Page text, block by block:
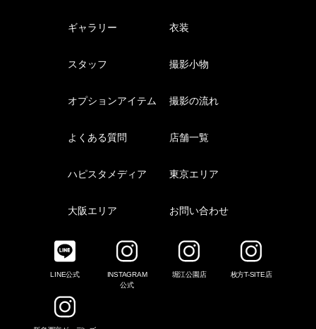
ギャラリー 衣装
スタッフ 撮影小物
オプションアイテム 撮影の流れ
よくある質問 店舗一覧
ハピスタメディア 東京エリア
大阪エリア お問い合わせ
LINE公式
INSTAGRAM
公式
堀江公園店 枚方T-SITE店